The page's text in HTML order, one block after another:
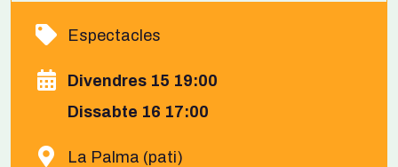
Espectacles
Divendres 15 19:00
Dissabte 16 17:00
La Palma (pati)